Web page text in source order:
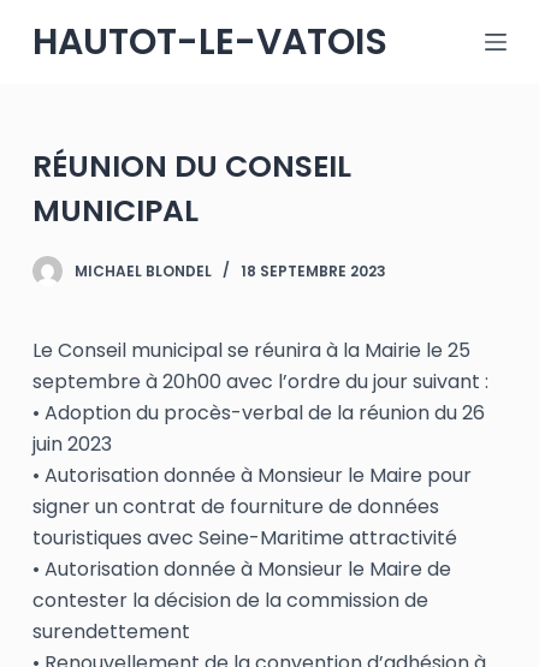
P
a
e
a
c
n
n
u
HAUTOT-LE-VATOIS
RÉUNION DU CONSEIL
MUNICIPAL
MICHAEL BLONDEL 18 SEPTEMBRE 2023
Le Conseil municipal se réunira à la Mairie le 25
septembre à 20h00 avec l’ordre du jour suivant :
• Adoption du procès-verbal de la réunion du 26
juin 2023
• Autorisation donnée à Monsieur le Maire pour
signer un contrat de fourniture de données
touristiques avec Seine-Maritime attractivité
• Autorisation donnée à Monsieur le Maire de
contester la décision de la commission de
surendettement